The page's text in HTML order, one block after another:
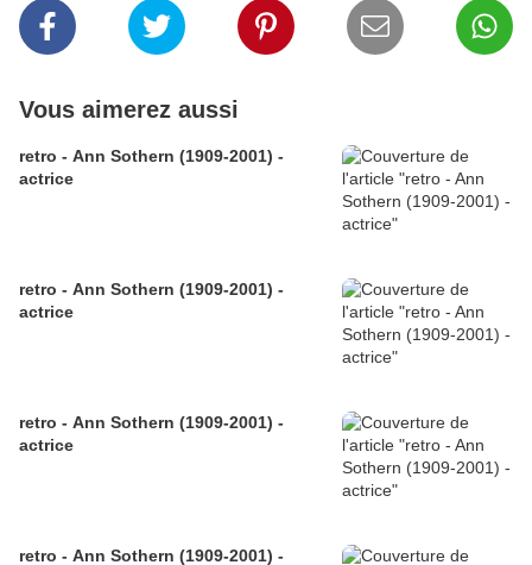
Vous aimerez aussi
retro - Ann Sothern (1909-2001) -
actrice
retro - Ann Sothern (1909-2001) -
actrice
retro - Ann Sothern (1909-2001) -
actrice
retro - Ann Sothern (1909-2001) -